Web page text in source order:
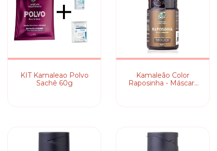
KIT Kamaleao Polvo
Sachê 60g
Kamaleão Color
Raposinha - Máscara